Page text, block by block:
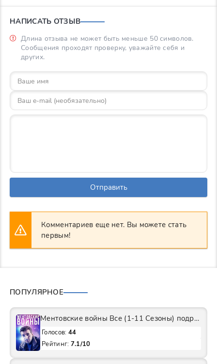
НАПИСАТЬ ОТЗЫВ
Длина отзыва не может быть меньше 50 символов.
Сообщения проходят проверку, уважайте себя и
других.
Отправить
Комментариев еще нет. Вы можете стать
первым!
ПОПУЛЯРНОЕ
Ментовские войны Все (1-11 Сезоны) подряд Сериал
Голосов: 44
Рейтинг: 7.1/10